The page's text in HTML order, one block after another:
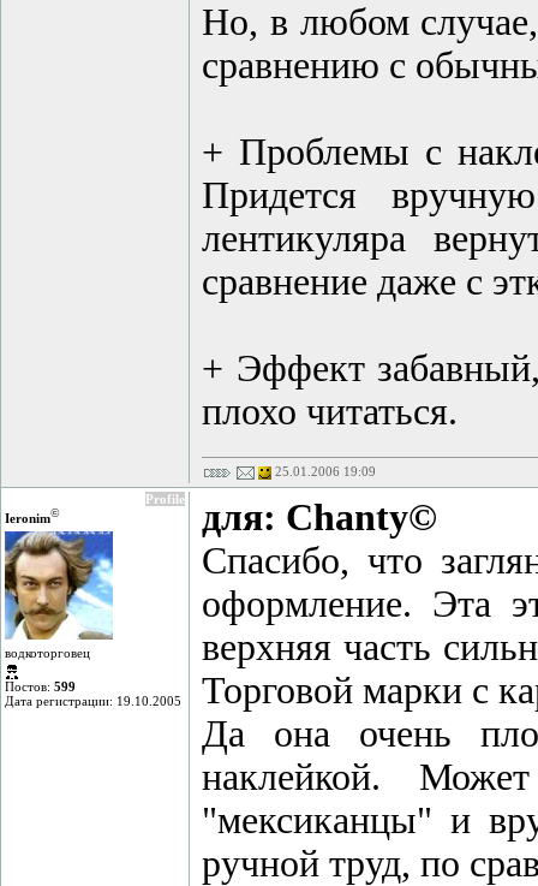
Но, в любом случае,
сравнению с
+ Проблемы с
Придется
лентикуляра
сравнение даже с
+ Эффект
плохо читаться.
25.01.2006 19:09
Profile
Ieronim©
водкоторговец
Постов: 599
Дата регистрации: 19.10.2005
для: Chanty©
Спасибо, что
оформление. Эта
верхняя часть
Торговой марки с
Да она очень
наклейкой.
"мексиканцы" и
ручной труд, по